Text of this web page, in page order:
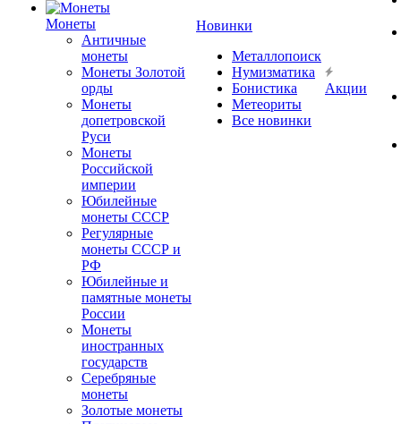
Монеты
Античные
монеты
Монеты Золотой
орды
Монеты
допетровской
Руси
Монеты
Российской
империи
Юбилейные
монеты СССР
Регулярные
монеты СССР и
РФ
Юбилейные и
памятные монеты
России
Монеты
иностранных
государств
Серебряные
монеты
Золотые монеты
Новинки
Металлопоиск
Нумизматика
Бонистика
Метеориты
Все новинки
Акции